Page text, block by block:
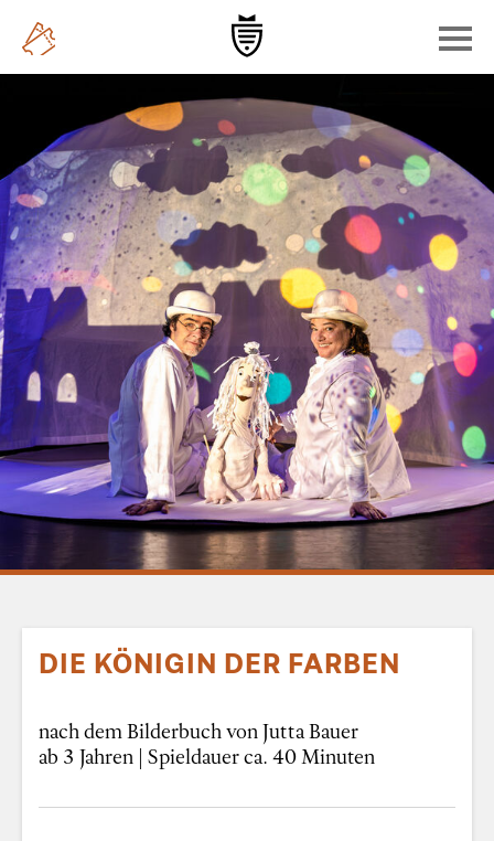
DIE KÖNIGIN DER FARBEN
nach dem Bilderbuch von Jutta Bauer
ab 3 Jahren | Spieldauer ca. 40 Minuten